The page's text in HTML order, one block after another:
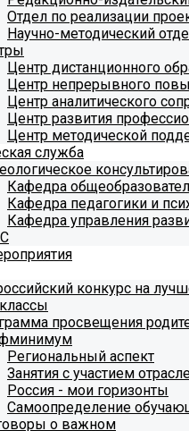
Отдел по реализации
Научно-методический
Центр дистанционного
Центр непрерывного
Центр аналитического
Центр развития
Центр методической
служба
Кафедра
Кафедра педагогики и
Кафедра управления
конкурс на
просвещения
Региональный аспект
Занятия с участием
Россия - мои горизонты
Самоопределение
о важном